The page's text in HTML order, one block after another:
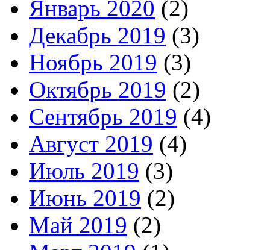
Январь 2020 (2)
Декабрь 2019 (3)
Ноябрь 2019 (3)
Октябрь 2019 (2)
Сентябрь 2019 (4)
Август 2019 (4)
Июль 2019 (3)
Июнь 2019 (2)
Май 2019 (2)